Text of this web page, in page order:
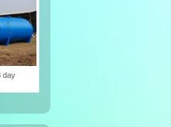
day